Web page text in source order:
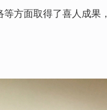
方面取得了喜人成果